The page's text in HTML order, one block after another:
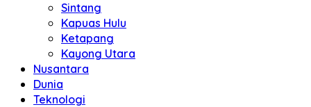
Sintang
Kapuas Hulu
Ketapang
Kayong Utara
Nusantara
Dunia
Teknologi